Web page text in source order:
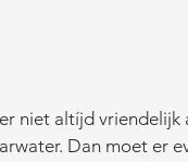
Dan moet er